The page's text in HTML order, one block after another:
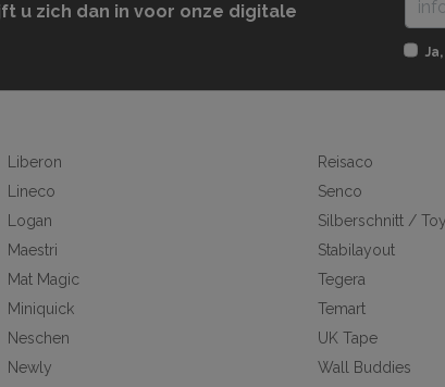
u zich dan in voor onze digitale
Liberon
Lineco
Logan
Maestri
Mat Magic
Miniquick
Neschen
Newly
Reisaco
Senco
Silberschnitt /
Stabilayout
Tegera
Temart
UK Tape
Wall Buddies